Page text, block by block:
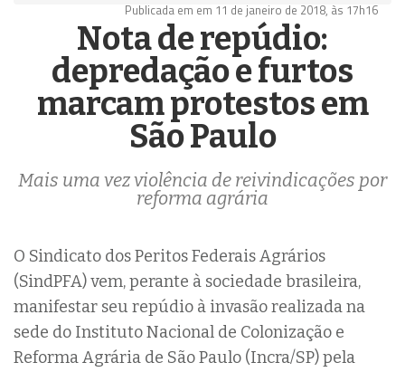
Publicada em em 11 de janeiro de 2018, às 17h16
Nota de repúdio:
depredação e furtos
marcam protestos em
São Paulo
Mais uma vez violência de reivindicações por
reforma agrária
O Sindicato dos Peritos Federais Agrários
(SindPFA) vem, perante à sociedade brasileira,
manifestar seu repúdio à invasão realizada na
sede do Instituto Nacional de Colonização e
Reforma Agrária de São Paulo (Incra/SP) pela